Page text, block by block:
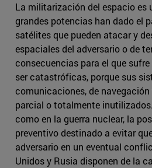
La militarización del espacio es
grandes potencias han dado el
satélites que pueden atacar y
espaciales del adversario o de
consecuencias para el que
ser catastróficas, porque sus
comunicaciones, de
parcial o totalmente
como en la guerra nuclear, la
preventivo destinado a evitar
adversario en un eventual
Unidos y Rusia disponen de la